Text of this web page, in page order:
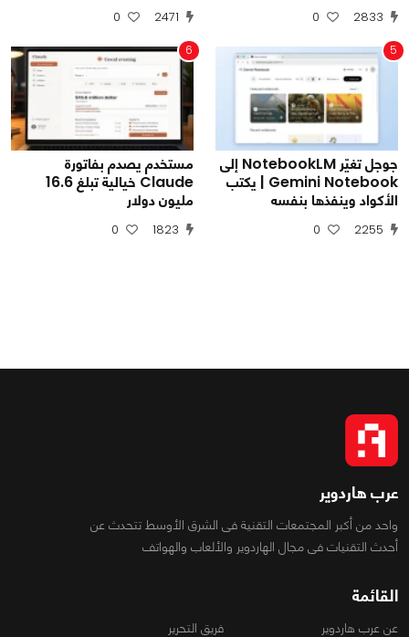
2833
0
2471
0
5
جوجل تغيّر NotebookLM إلى
Gemini Notebook | يكتب
الأكواد وينفذها بنفسه
2255
0
6
مستخدم يصدم بفاتورة
Claude خيالية تبلغ 16.6
مليون دولار
1823
0
عرب هاردوير
واحد من أكبر المجتمعات التقنية فى الشرق الأوسط تتحدث عن
أحدث التقنيات فى مجال الهاردوير والألعاب والهواتف
القائمة
عن عرب هاردوير فريق التحرير